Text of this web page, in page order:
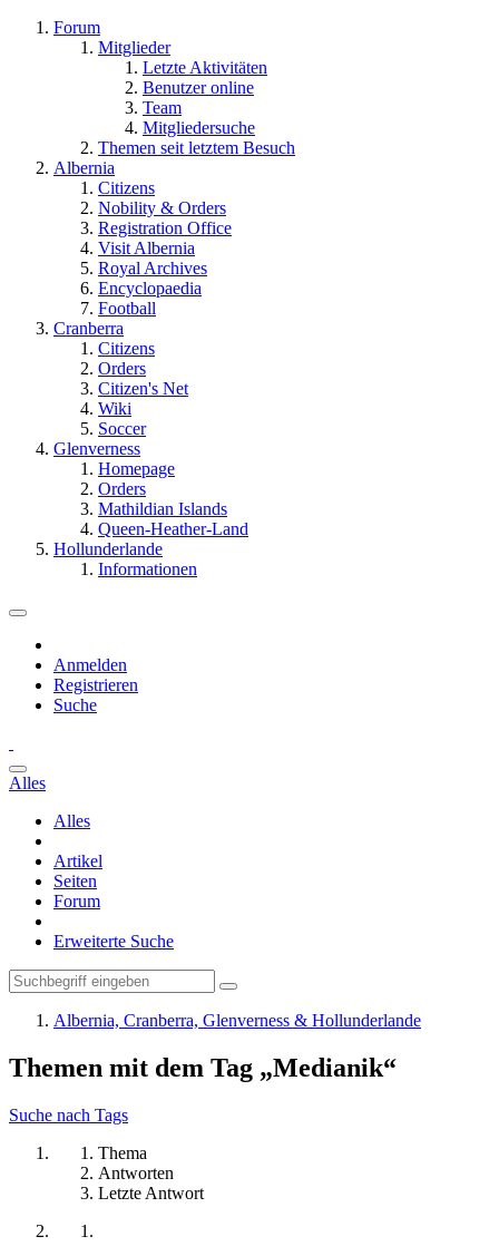
Forum
Mitglieder
Letzte Aktivitäten
Benutzer online
Team
Mitgliedersuche
Themen seit letztem Besuch
Albernia
Citizens
Nobility & Orders
Registration Office
Visit Albernia
Royal Archives
Encyclopaedia
Football
Cranberra
Citizens
Orders
Citizen's Net
Wiki
Soccer
Glenverness
Homepage
Orders
Mathildian Islands
Queen-Heather-Land
Hollunderlande
Informationen
Anmelden
Registrieren
Suche
Alles
Alles
Artikel
Seiten
Forum
Erweiterte Suche
Albernia, Cranberra, Glenverness & Hollunderlande
Themen mit dem Tag „Medianik“
Suche nach Tags
Thema
Antworten
Letzte Antwort